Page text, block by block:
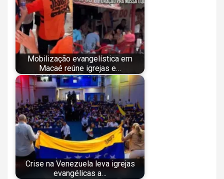
Mobilização evangelística em
Macaé reúne igrejas e…
Crise na Venezuela leva igrejas
evangélicas a…